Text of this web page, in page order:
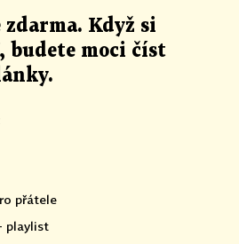
zdarma. Když si
budete moci číst
.
přátele
playlist